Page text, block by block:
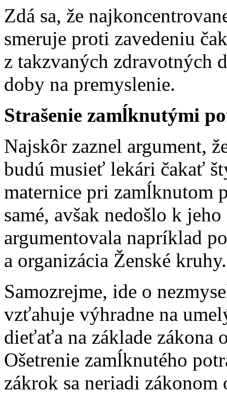
Zdá sa, že
smeruje proti zavedeniu
z takzvaných zdravotných
doby na premyslenie.
Strašenie zamĺknutými
Najskôr zaznel argument,
budú musieť lekári čakať
maternice pri zamĺknutom
samé, avšak nedošlo k
argumentovala napríklad
a organizácia Ženské kruhy.
Samozrejme, ide o
vzťahuje výhradne na
dieťaťa na základe zákona
Ošetrenie zamĺknutého
zákrok sa neriadi zákonom